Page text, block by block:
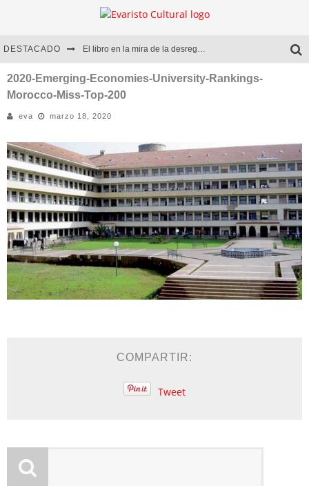
DESTACADO El libro en la mira de la desregulación
Marcelo Rubio | El llovedor
2020-Emerging-Economies-University-Rankings-
Morocco-Miss-Top-200
eva marzo 18, 2020
COMPARTIR:
Tweet